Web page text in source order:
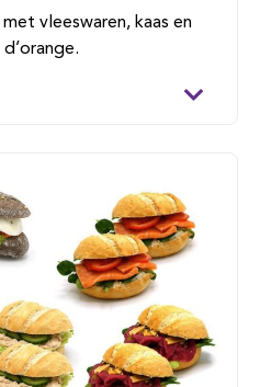
vleeswaren, kaas en